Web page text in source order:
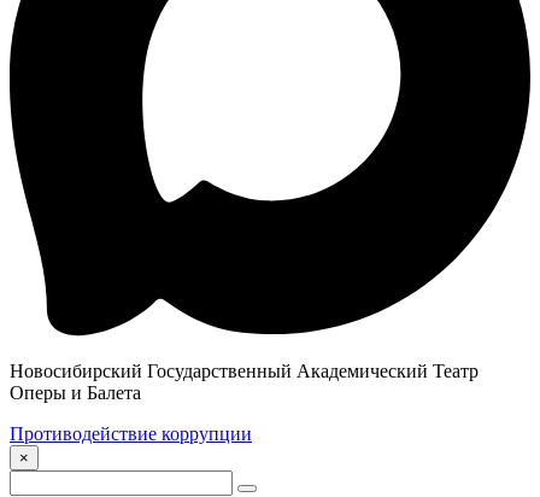
Новосибирский Государственный Академический Театр
Оперы и Балета
Противодействие коррупции
×